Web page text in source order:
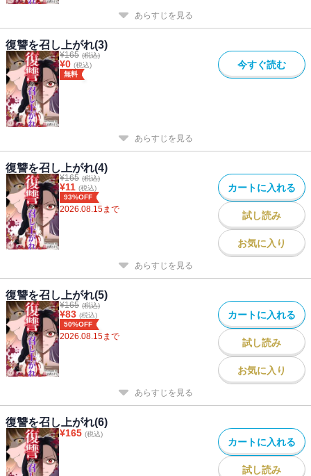
あらすじを見る
復讐を召し上がれ(3)
¥165 (税込)
¥0 (税込)
無料
今すぐ読む
あらすじを見る
復讐を召し上がれ(4)
¥165 (税込)
¥11 (税込)
93%OFF
2026.08.15まで
カートに入れる
試し読み
お気に入り
あらすじを見る
復讐を召し上がれ(5)
¥165 (税込)
¥83 (税込)
50%OFF
2026.08.15まで
カートに入れる
試し読み
お気に入り
あらすじを見る
復讐を召し上がれ(6)
¥165 (税込)
カートに入れる
試し読み